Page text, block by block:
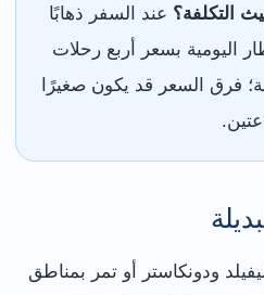
التكلفة؟ عند السفر ذهابًا
اليومية بسعر أربع رحلات
فرق السعر قد يكون صغيرًا
ودونكاستر أو تمر بمناطق